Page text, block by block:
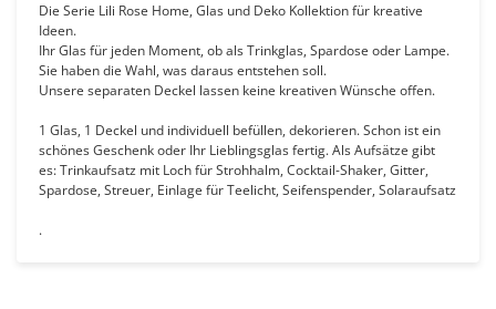
Die Serie Lili Rose Home, Glas und Deko Kollektion für kreative
Ideen.
Ihr Glas für jeden Moment, ob als Trinkglas, Spardose oder Lampe.
Sie haben die Wahl, was daraus entstehen soll.
Unsere separaten Deckel lassen keine kreativen Wünsche offen.
1 Glas, 1 Deckel und individuell befüllen, dekorieren. Schon ist ein
schönes Geschenk oder Ihr Lieblingsglas fertig. Als Aufsätze gibt
es: Trinkaufsatz mit Loch für Strohhalm, Cocktail-Shaker, Gitter,
Spardose, Streuer, Einlage für Teelicht, Seifenspender, Solaraufsatz
.